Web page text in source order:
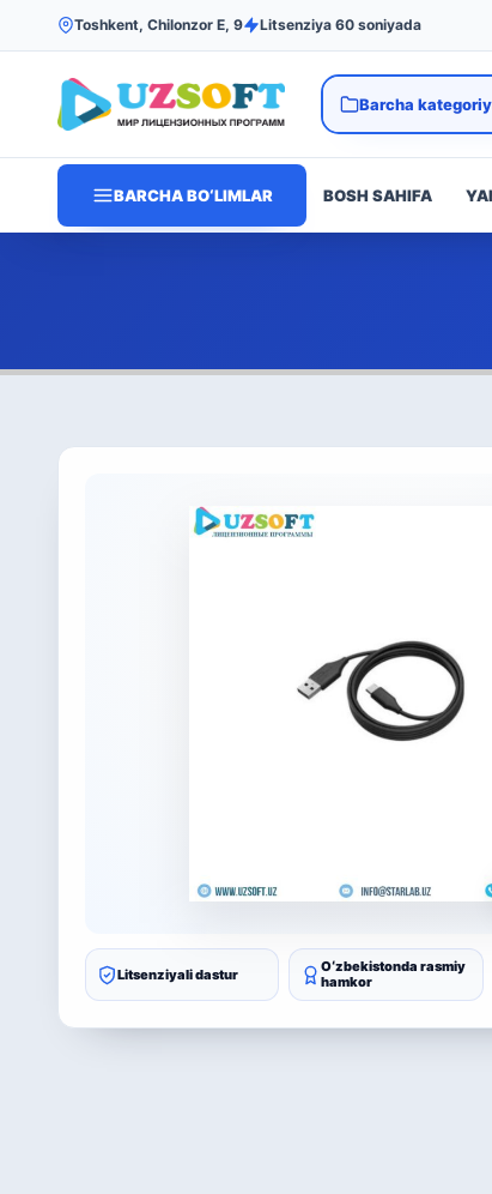
Toshkent, Chilonzor E, 9 Litsenziya 60 soniyada
BARCHA BO‘LIMLAR BOSH SAHIFA
Litsenziyali dastur
Oʻzbekistonda rasmiy
hamkor